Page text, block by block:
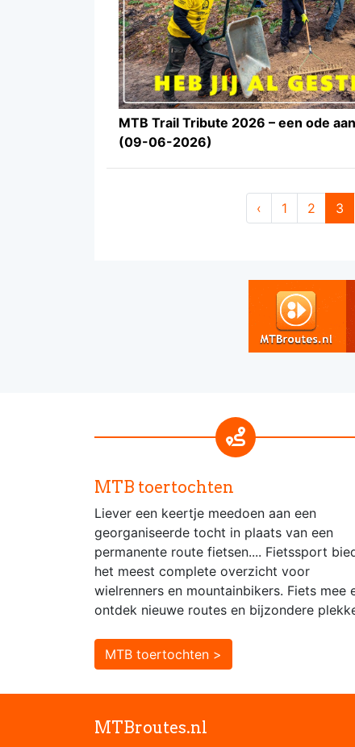
MTB Trail Tribute 2026 – een ode
(09-06-2026)
‹ 1 2 3
MTB toertochten
Liever een keertje meedoen aan een
georganiseerde tocht in plaats van een
permanente route fietsen.... Fietssport
het meest complete overzicht voor
wielrenners en mountainbikers. Fiets mee
ontdek nieuwe routes en bijzondere
MTB toertochten >
MTBroutes.nl